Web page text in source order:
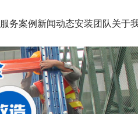
服务案例新闻动态安装团队关于